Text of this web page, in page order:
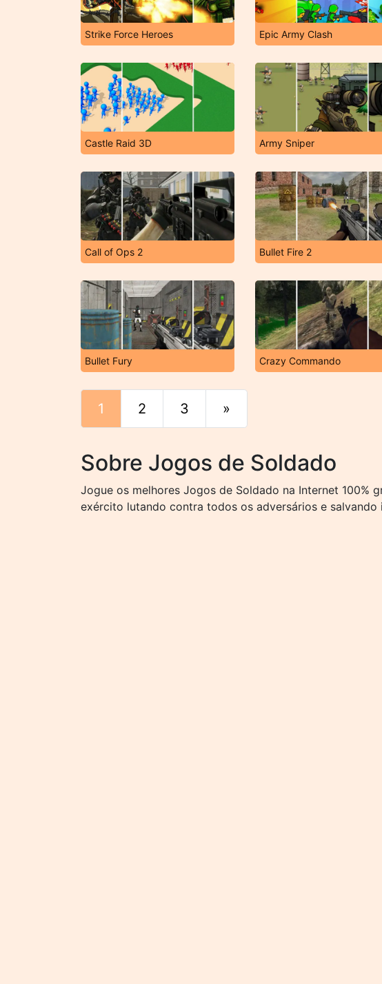
Strike Force Heroes Epic Army Clash
Castle Raid 3D Army Sniper
Call of Ops 2 Bullet Fire 2
Bullet Fury Crazy Commando
1 2 3 »
Sobre Jogos de Soldado
Jogue os melhores Jogos de Soldado na Internet 100%
exército lutando contra todos os adversários e salvando